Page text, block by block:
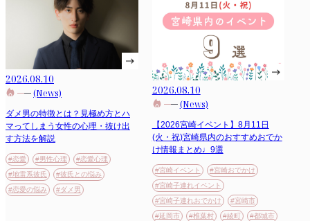
2026.08.10
(News)
ダメ男の特徴とは？見極め方とハ
マってしまう女性の心理・抜け出
す方法を解説
#恋愛 #男性心理
#恋愛心理
#地雷系彼氏
#彼氏との悩み
#恋愛の悩み
#ダメ男
2026.08.10
(News)
【2026宮崎イベント】8月11日
(火・祝)宮崎県内のおすすめおでか
け情報まとめ♩9選
#宮崎イベント
#宮崎おでかけ
#宮崎子連れイベント
#宮崎子連れおでかけ
#宮崎市
#延岡市
#椎葉村 #綾町 #都城市